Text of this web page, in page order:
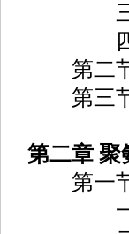
三、
四、
第二节
第三节
第二章 聚
第一节
一、